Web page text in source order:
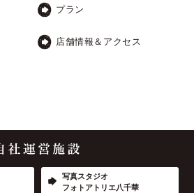
プラン
店舗情報＆アクセス
写真スタジオ
フォトアトリエ八千華